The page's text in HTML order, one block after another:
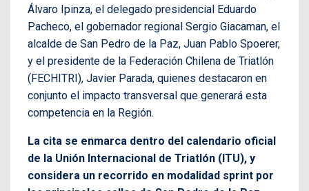
Álvaro Ipinza, el delegado presidencial Eduardo
Pacheco, el gobernador regional Sergio Giacaman, el
alcalde de San Pedro de la Paz, Juan Pablo Spoerer,
y el presidente de la Federación Chilena de Triatlón
(FECHITRI), Javier Parada, quienes destacaron en
conjunto el impacto transversal que generará esta
competencia en la Región.
La cita se enmarca dentro del calendario oficial
de la Unión Internacional de Triatlón (ITU), y
considera un recorrido en modalidad sprint por